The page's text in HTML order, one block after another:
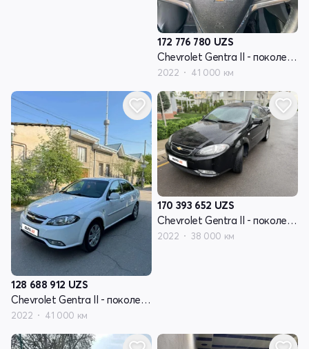
172 776 780 UZS
Chevrolet Gentra II - поколение
2022 41 000 км
128 688 912 UZS
Chevrolet Gentra II - поколение
2022 41 000 км
170 393 652 UZS
Chevrolet Gentra II - поколение
2022 38 000 км